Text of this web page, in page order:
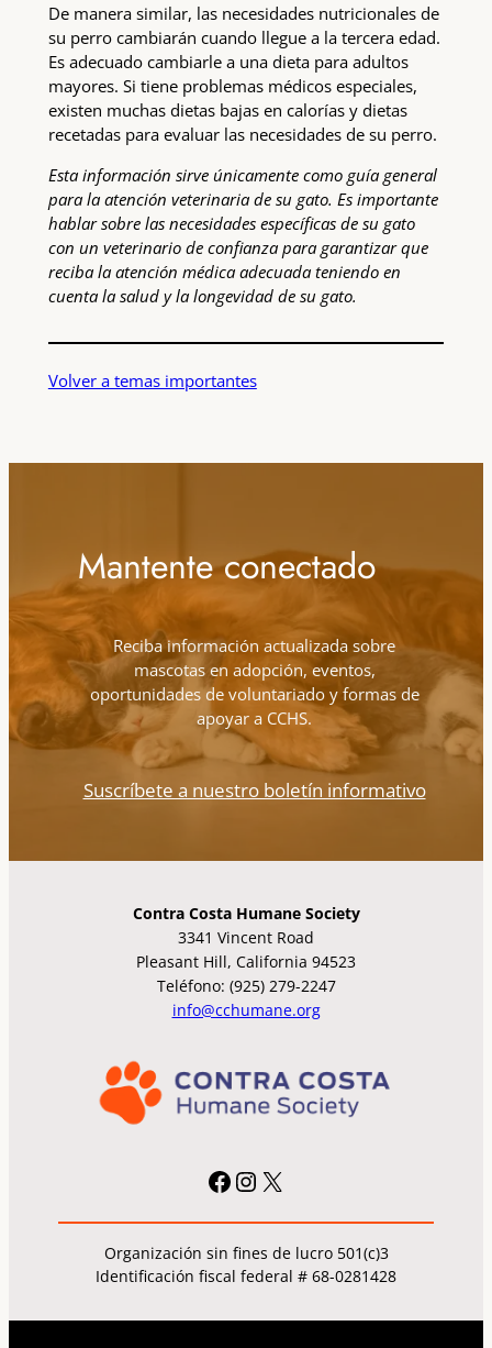
De manera similar, las necesidades nutricionales de
su perro cambiarán cuando llegue a la tercera edad.
Es adecuado cambiarle a una dieta para adultos
mayores. Si tiene problemas médicos especiales,
existen muchas dietas bajas en calorías y dietas
recetadas para evaluar las necesidades de su perro.
Esta información sirve únicamente como guía general
para la atención veterinaria de su gato. Es importante
hablar sobre las necesidades específicas de su gato
con un veterinario de confianza para garantizar que
reciba la atención médica adecuada teniendo en
cuenta la salud y la longevidad de su gato.
Volver a temas importantes
Mantente conectado
Reciba información actualizada sobre
mascotas en adopción, eventos,
oportunidades de voluntariado y formas de
apoyar a CCHS.
Suscríbete a nuestro boletín informativo
Contra Costa Humane Society
3341 Vincent Road
Pleasant Hill, California 94523
Teléfono: (925) 279-2247
info@cchumane.org
Facebook Instagram X
Organización sin fines de lucro 501(c)3
Identificación fiscal federal # 68-0281428